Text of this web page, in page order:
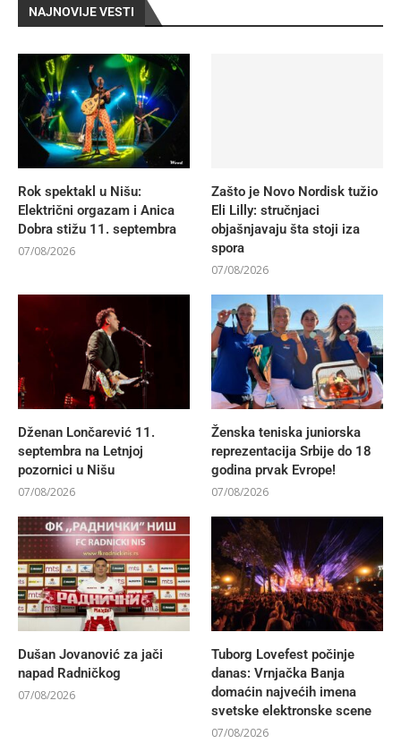
NAJNOVIJE VESTI
Rok spektakl u Nišu:
Električni orgazam i Anica
Dobra stižu 11. septembra
07/08/2026
Zašto je Novo Nordisk tužio
Eli Lilly: stručnjaci
objašnjavaju šta stoji iza
spora
07/08/2026
Dženan Lončarević 11.
septembra na Letnjoj
pozornici u Nišu
07/08/2026
Ženska teniska juniorska
reprezentacija Srbije do 18
godina prvak Evrope!
07/08/2026
Dušan Jovanović za jači
napad Radničkog
07/08/2026
Tuborg Lovefest počinje
danas: Vrnjačka Banja
domaćin najvećih imena
svetske elektronske scene
07/08/2026